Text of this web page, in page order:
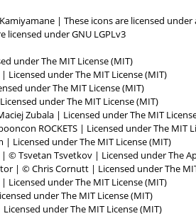
| These icons are licensed
licensed underGNU LGPLv3
underThe MIT License (MIT)
Licensed underThe MIT License (MIT)
underThe MIT License (MIT)
underThe MIT License (MIT)
Zubala | Licensed underThe MIT
ROCKETS | Licensed underThe MIT
| Licensed underThe MIT License (MIT)
| © Tsvetan Tsvetkov | Licensed underThe
| © Chris Cornutt | Licensed underThe
Licensed underThe MIT License (MIT)
underThe MIT License (MIT)
underThe MIT License (MIT)